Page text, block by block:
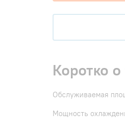
Коротко
Обслуживаемая
Мощность